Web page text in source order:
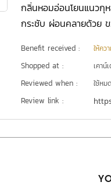
กลิ่นหอมอ่อนโยนแนวกุ
กระชับ ผ่อนคลายด้วย
Benefit received : ให้คว
Shopped at : เคาน์
Reviewed when : ใช้หม
Review link :